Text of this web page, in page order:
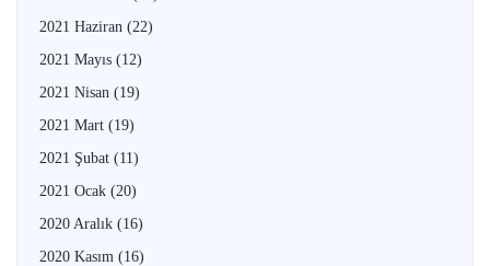
2021 Haziran (22)
2021 Mayıs (12)
2021 Nisan (19)
2021 Mart (19)
2021 Şubat (11)
2021 Ocak (20)
2020 Aralık (16)
2020 Kasım (16)